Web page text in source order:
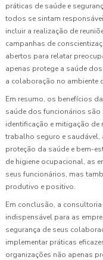
práticas de saúde e
todos se sintam
incluir a realização de
campanhas de
abertos para relatar
apenas protege a saúde
a colaboração no ambiente
Em resumo, os benefícios
saúde dos funcionários são
identificação e mitigação
trabalho seguro e
proteção da saúde e bem-
de higiene ocupacional, as
seus funcionários, mas
produtivo e positivo.
Em conclusão, a
indispensável para as
segurança de seus
implementar práticas
organizações não apenas